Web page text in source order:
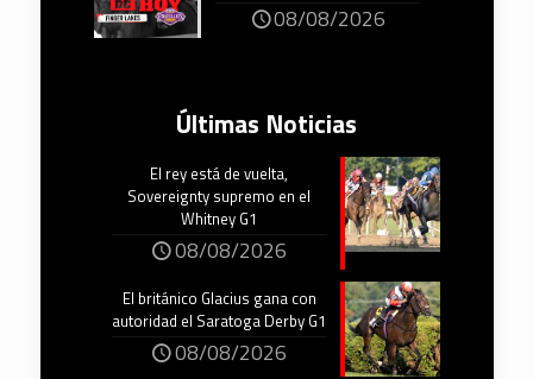
08/08/2026
Últimas Noticias
El rey está de vuelta,
Sovereignty supremo en el
Whitney G1
08/08/2026
El británico Glacius gana con
autoridad el Saratoga Derby G1
08/08/2026